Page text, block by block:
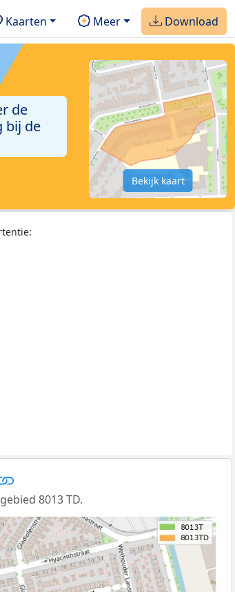
Kaarten Meer Download
de
bij de
Bekijk kaart
8013 TD.